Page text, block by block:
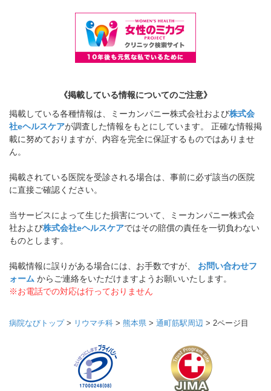
《掲載している情報についてのご注意》
掲載している各種情報は、ミーカンパニー株式会社および株式会
社eヘルスケアが調査した情報をもとにしています。 正確な情報掲
載に努めておりますが、内容を完全に保証するものではありませ
ん。
掲載されている医院を受診される場合は、事前に必ず該当の医院
に直接ご確認ください。
当サービスによって生じた損害について、ミーカンパニー株式会
社および株式会社eヘルスケアではその賠償の責任を一切負わない
ものとします。
掲載情報に誤りがある場合には、お手数ですが、 お問い合わせフ
ォーム からご連絡をいただけますようお願いいたします。
※お電話での対応は行っておりません
病院なびトップ> リウマチ科 > 熊本県 > 通町筋駅周辺 > 2ページ目